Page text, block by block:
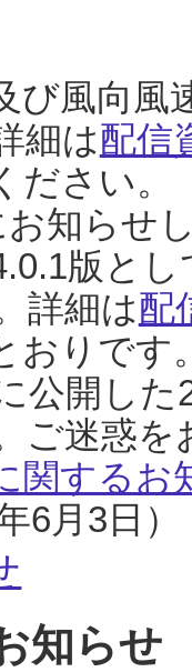
び風向風
細は配信
ださい。
知らせ
版と
詳細は配
おりです
公開し
ご迷惑
関するお
6月3日）
知らせ